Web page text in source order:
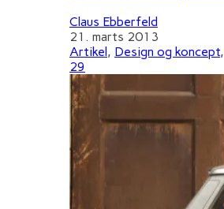
Claus Ebberfeld
21. marts 2013
Artikel, Design og koncept,
29